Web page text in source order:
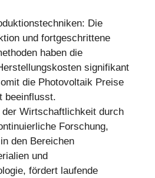
Die
und fortgeschrittene
haben die
signifikant
die Photovoltaik Preise
beeinflusst.
der Wirtschaftlichkeit durch
Forschung,
den Bereichen
und
fördert laufende